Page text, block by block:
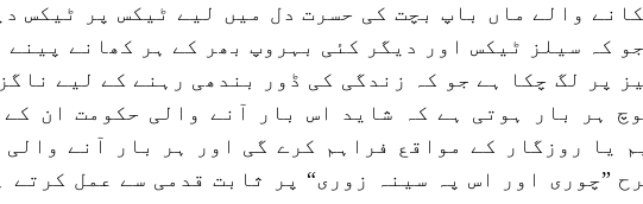
والے ماں باپ بچت کی حسرت دل میں لیے ٹیکس پر ٹیکس
کہ سیلز ٹیکس اور دیگر کئی بہروپ بھر کے ہر کھانے پینے
پر لگ چکا ہے جو کہ زندگی کی ڈور بندھی رہنے کے لیے
ہر بار ہوتی ہے کہ شاید اس بار آنے والی حکومت ان
یا روزگار کے مواقع فراہم کرے گی اور ہر بار آنے والی
”چوری اور اس پہ سینہ زوری“ پر ثابت قدمی سے عمل کرتے